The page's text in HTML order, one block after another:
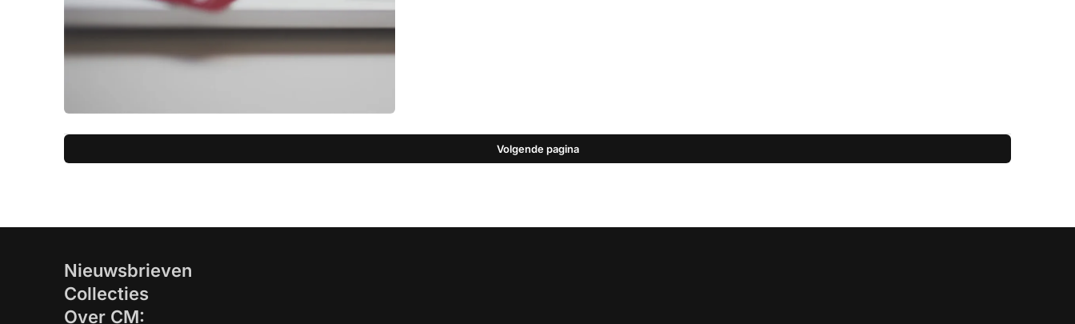
Volgende pagina
Nieuwsbrieven
Collecties
Over CM: